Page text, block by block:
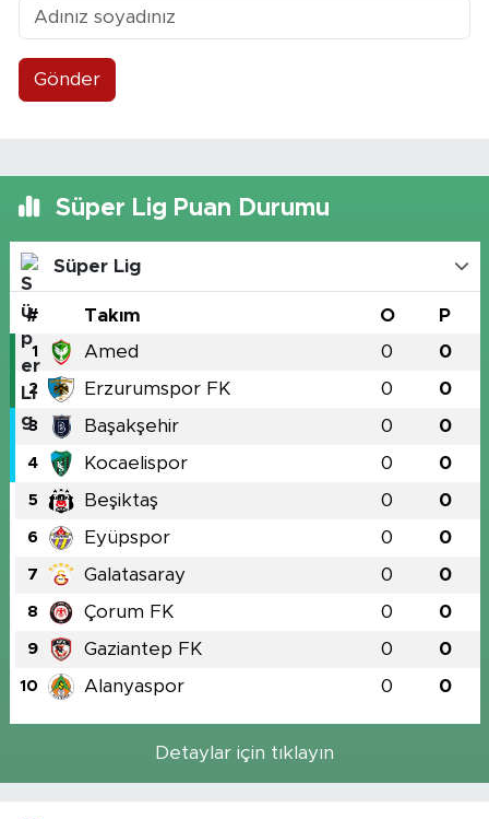
Gönder
Süper Lig Puan Durumu
Süper Lig
# Takım O P
1 Amed 0 0
2 Erzurumspor FK 0 0
3 Başakşehir 0 0
4 Kocaelispor 0 0
5 Beşiktaş 0 0
6 Eyüpspor 0 0
7 Galatasaray 0 0
8 Çorum FK 0 0
9 Gaziantep FK 0 0
10 Alanyaspor 0 0
Detaylar için tıklayın